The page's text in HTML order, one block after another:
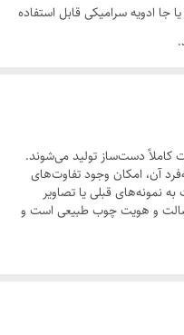
جا ادویه سرامیکی قابل استفاده
دست‌ساز تولید می‌شوند.
آن، امکان وجود تفاوت‌های
نمونه‌های قبلی یا تصاویر
و هویت چوب طبیعی است و
از ویژگی‌های طبیعی چوب هست